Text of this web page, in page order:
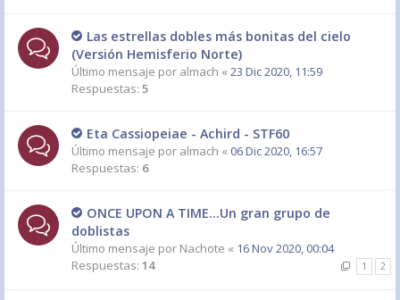
Las estrellas dobles más bonitas del cielo
(Versión Hemisferio Norte)
Último mensaje por almach « 23 Dic 2020, 11:59
Respuestas: 5
Eta Cassiopeiae - Achird - STF60
Último mensaje por almach « 06 Dic 2020, 16:57
Respuestas: 6
ONCE UPON A TIME...Un gran grupo de
doblistas
Último mensaje por Nachote « 16 Nov 2020, 00:04
Respuestas: 14 1 2